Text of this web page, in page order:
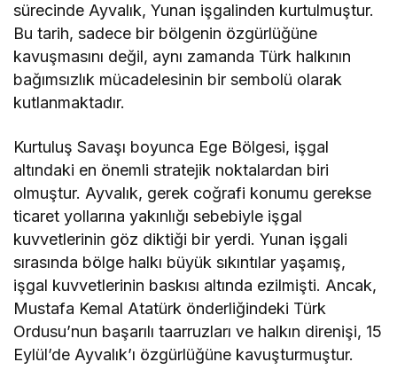
sürecinde Ayvalık, Yunan işgalinden kurtulmuştur.
Bu tarih, sadece bir bölgenin özgürlüğüne
kavuşmasını değil, aynı zamanda Türk halkının
bağımsızlık mücadelesinin bir sembolü olarak
kutlanmaktadır.
Kurtuluş Savaşı boyunca Ege Bölgesi, işgal
altındaki en önemli stratejik noktalardan biri
olmuştur. Ayvalık, gerek coğrafi konumu gerekse
ticaret yollarına yakınlığı sebebiyle işgal
kuvvetlerinin göz diktiği bir yerdi. Yunan işgali
sırasında bölge halkı büyük sıkıntılar yaşamış,
işgal kuvvetlerinin baskısı altında ezilmişti. Ancak,
Mustafa Kemal Atatürk önderliğindeki Türk
Ordusu’nun başarılı taarruzları ve halkın direnişi, 15
Eylül’de Ayvalık’ı özgürlüğüne kavuşturmuştur.